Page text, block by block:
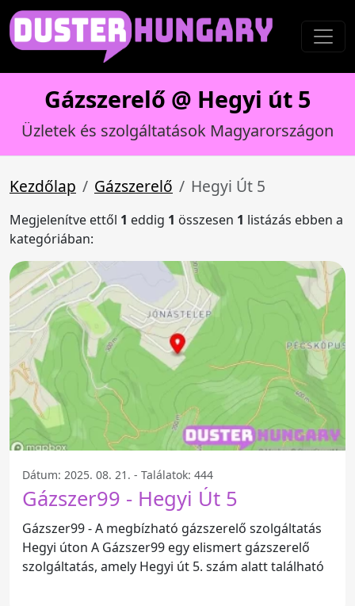
Gázszerelő @ Hegyi út 5
Üzletek és szolgáltatások Magyarországon
Kezdőlap Gázszerelő Hegyi Út 5
Megjelenítve ettől 1 eddig 1 összesen 1 listázás ebben a
kategóriában:
Dátum: 2025. 08. 21. - Találatok: 444
Gázszer99 - Hegyi Út 5
Gázszer99 - A megbízható gázszerelő szolgáltatás
Hegyi úton A Gázszer99 egy elismert gázszerelő
szolgáltatás, amely Hegyi út 5. szám alatt található